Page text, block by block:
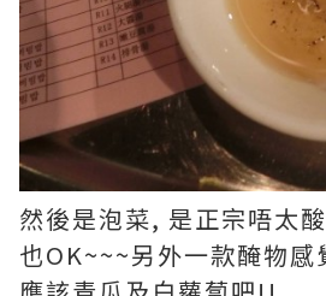
然後是泡菜, 是正宗唔太
也OK~~~另外一款醃物